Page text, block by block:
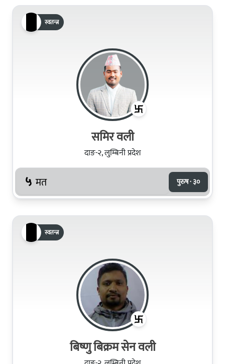
स्वतन्त्र
समिर वली
दाङ-२, लुम्बिनी प्रदेश
५ मत पुरुष · ३०
स्वतन्त्र
बिष्णु बिक्रम सेन वली